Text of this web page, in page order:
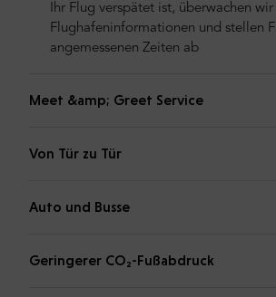
Ihr Flug verspätet ist, überwachen wir
Flughafeninformationen und stellen
angemessenen Zeiten ab
Meet &amp; Greet Service
Von Tür zu Tür
Auto und Busse
Geringerer CO₂-Fußabdruck